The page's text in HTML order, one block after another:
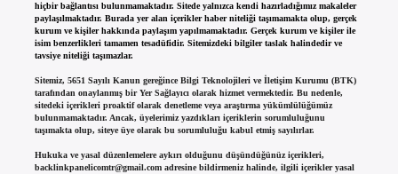
hiçbir bağlantısı bulunmamaktadır. Sitede yalnızca kendi hazırladığımız makaleler
paylaşılmaktadır. Burada yer alan içerikler haber niteliği taşımamakta olup, gerçek
kurum ve kişiler hakkında paylaşım yapılmamaktadır. Gerçek kurum ve kişiler ile
isim benzerlikleri tamamen tesadüfidir. Sitemizdeki bilgiler taslak halindedir ve
tavsiye niteliği taşımazlar.
Sitemiz, 5651 Sayılı Kanun gereğince Bilgi Teknolojileri ve İletişim Kurumu (BTK)
tarafından onaylanmış bir Yer Sağlayıcı olarak hizmet vermektedir. Bu nedenle,
sitedeki içerikleri proaktif olarak denetleme veya araştırma yükümlülüğümüz
bulunmamaktadır. Ancak, üyelerimiz yazdıkları içeriklerin sorumluluğunu
taşımakta olup, siteye üye olarak bu sorumluluğu kabul etmiş sayılırlar.
Hukuka ve yasal düzenlemelere aykırı olduğunu düşündüğünüz içerikleri,
backlinkpanelicomtr@gmail.comadresine bildirmeniz halinde, ilgili içerikler yasal